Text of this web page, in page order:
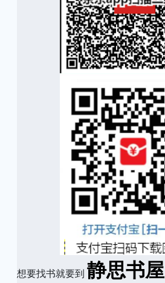
想要找书就要到 静思书屋